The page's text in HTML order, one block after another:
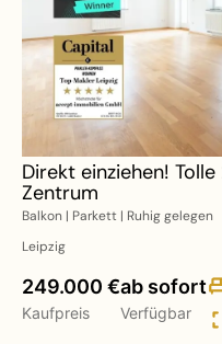
Direkt einziehen!
Zentrum
Balkon | Parkett | Ruhig gelegen
Leipzig
249.000 €
Kaufpreis
ab sofort
Verfügbar